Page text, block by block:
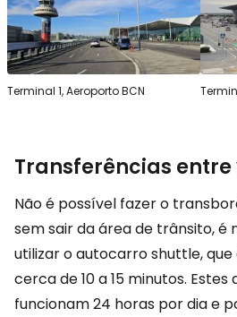
Terminal 1, Aeroporto BCN
Transferências entre
Não é possível fazer o
sem sair da área de trânsito, é
utilizar o autocarro shuttle,
cerca de 10 a 15 minutos.
funcionam 24 horas por dia e